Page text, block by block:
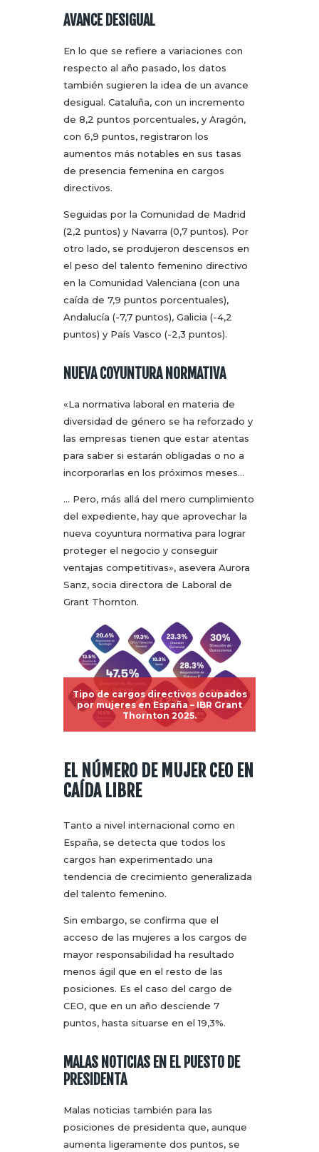
AVANCE DESIGUAL
En lo que se refiere a variaciones con
respecto al año pasado, los datos
también sugieren la idea de un avance
desigual. Cataluña, con un incremento
de 8,2 puntos porcentuales, y Aragón,
con 6,9 puntos, registraron los
aumentos más notables en sus tasas
de presencia femenina en cargos
directivos.
Seguidas por la Comunidad de Madrid
(2,2 puntos) y Navarra (0,7 puntos). Por
otro lado, se produjeron descensos en
el peso del talento femenino directivo
en la Comunidad Valenciana (con una
caída de 7,9 puntos porcentuales),
Andalucía (-7,7 puntos), Galicia (-4,2
puntos) y País Vasco (-2,3 puntos).
NUEVA COYUNTURA NORMATIVA
«La normativa laboral en materia de
diversidad de género se ha reforzado y
las empresas tienen que estar atentas
para saber si estarán obligadas o no a
incorporarlas en los próximos meses…
… Pero, más allá del mero cumplimiento
del expediente, hay que aprovechar la
nueva coyuntura normativa para lograr
proteger el negocio y conseguir
ventajas competitivas», asevera Aurora
Sanz, socia directora de Laboral de
Grant Thornton.
Tipo de cargos directivos ocupados
por mujeres en España – IBR Grant
Thornton 2025.
EL NÚMERO DE MUJER CEO EN
CAÍDA LIBRE
Tanto a nivel internacional como en
España, se detecta que todos los
cargos han experimentado una
tendencia de crecimiento generalizada
del talento femenino.
Sin embargo, se confirma que el
acceso de las mujeres a los cargos de
mayor responsabilidad ha resultado
menos ágil que en el resto de las
posiciones. Es el caso del cargo de
CEO, que en un año desciende 7
puntos, hasta situarse en el 19,3%.
MALAS NOTICIAS EN EL PUESTO DE
PRESIDENTA
Malas noticias también para las
posiciones de presidenta que, aunque
aumenta ligeramente dos puntos, se